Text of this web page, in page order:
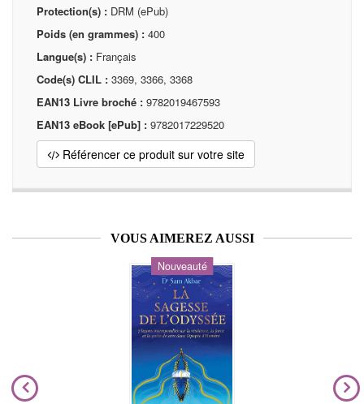
Protection(s) : DRM (ePub)
Poids (en grammes) : 400
Langue(s) : Français
Code(s) CLIL : 3369, 3366, 3368
EAN13 Livre broché : 9782019467593
EAN13 eBook [ePub] : 9782017229520
Référencer ce produit sur votre site
VOUS AIMEREZ AUSSI
Nouveauté